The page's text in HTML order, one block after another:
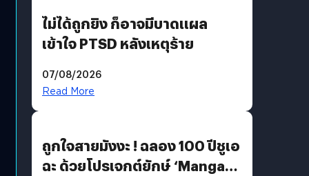
ไม่ได้ถูกยิง ก็อาจมีบาดแผล
เข้าใจ PTSD หลังเหตุร้าย
07/08/2026
Read More
ถูกใจสายมังงะ ! ฉลอง 100 ปีชูเอ
ฉะ ด้วยโปรเจกต์ยักษ์ ‘Manga